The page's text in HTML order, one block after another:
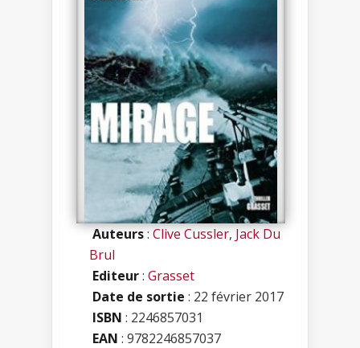
Auteurs:Clive Cussler,Jack Du
Brul
Editeur: Grasset
Date de sortie : 22 février 2017
ISBN : 2246857031
EAN : 9782246857037